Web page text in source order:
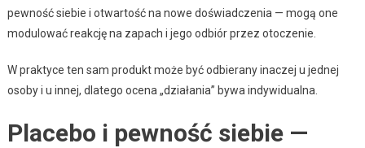
pewność siebie i otwartość na nowe doświadczenia — mogą one
modulować reakcję na zapach i jego odbiór przez otoczenie.
W praktyce ten sam produkt może być odbierany inaczej u jednej
osoby i u innej, dlatego ocena „działania” bywa indywidualna.
Placebo i pewność siebie —